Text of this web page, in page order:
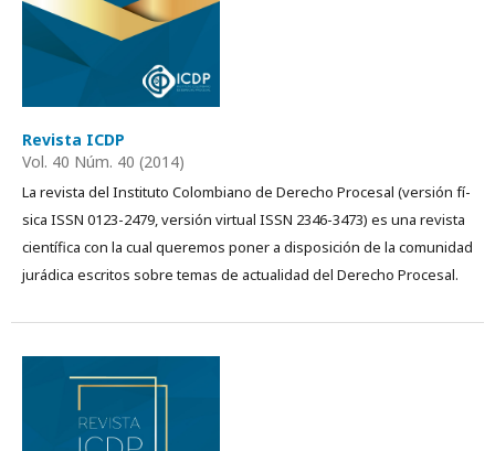
Revista ICDP
Vol. 40 Núm. 40 (2014)
La revista del Instituto Colombiano de Derecho Procesal (versión fí­
sica ISSN 0123-2479, versión virtual ISSN 2346-3473) es una revista
cientí­fica con la cual queremos poner a disposición de la comunidad
jurá­dica escritos sobre temas de actualidad del Derecho Procesal.